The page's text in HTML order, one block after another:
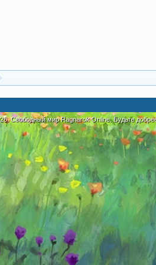
Свободный мир Ragnarok Online. Будьте